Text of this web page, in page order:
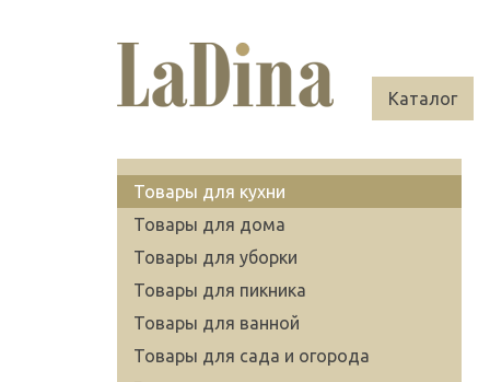
Каталог
Товары для кухни
Товары для дома
Товары для уборки
Товары для пикника
Товары для ванной
Товары для сада и огорода